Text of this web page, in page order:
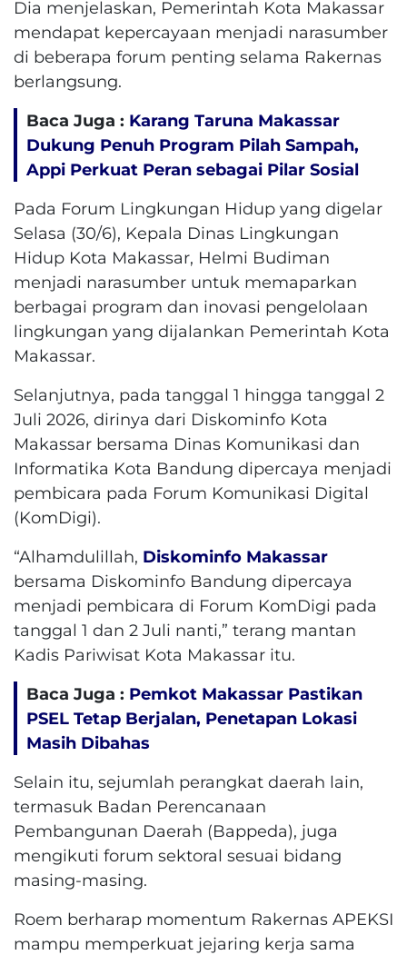
Dia menjelaskan, Pemerintah Kota Makassar
mendapat kepercayaan menjadi narasumber
di beberapa forum penting selama Rakernas
berlangsung.
Baca Juga : Karang Taruna Makassar
Dukung Penuh Program Pilah Sampah,
Appi Perkuat Peran sebagai Pilar Sosial
Pada Forum Lingkungan Hidup yang digelar
Selasa (30/6), Kepala Dinas Lingkungan
Hidup Kota Makassar, Helmi Budiman
menjadi narasumber untuk memaparkan
berbagai program dan inovasi pengelolaan
lingkungan yang dijalankan Pemerintah Kota
Makassar.
Selanjutnya, pada tanggal 1 hingga tanggal 2
Juli 2026, dirinya dari Diskominfo Kota
Makassar bersama Dinas Komunikasi dan
Informatika Kota Bandung dipercaya menjadi
pembicara pada Forum Komunikasi Digital
(KomDigi).
“Alhamdulillah, Diskominfo Makassar
bersama Diskominfo Bandung dipercaya
menjadi pembicara di Forum KomDigi pada
tanggal 1 dan 2 Juli nanti,” terang mantan
Kadis Pariwisat Kota Makassar itu.
Baca Juga : Pemkot Makassar Pastikan
PSEL Tetap Berjalan, Penetapan Lokasi
Masih Dibahas
Selain itu, sejumlah perangkat daerah lain,
termasuk Badan Perencanaan
Pembangunan Daerah (Bappeda), juga
mengikuti forum sektoral sesuai bidang
masing-masing.
Roem berharap momentum Rakernas APEKSI
mampu memperkuat jejaring kerja sama